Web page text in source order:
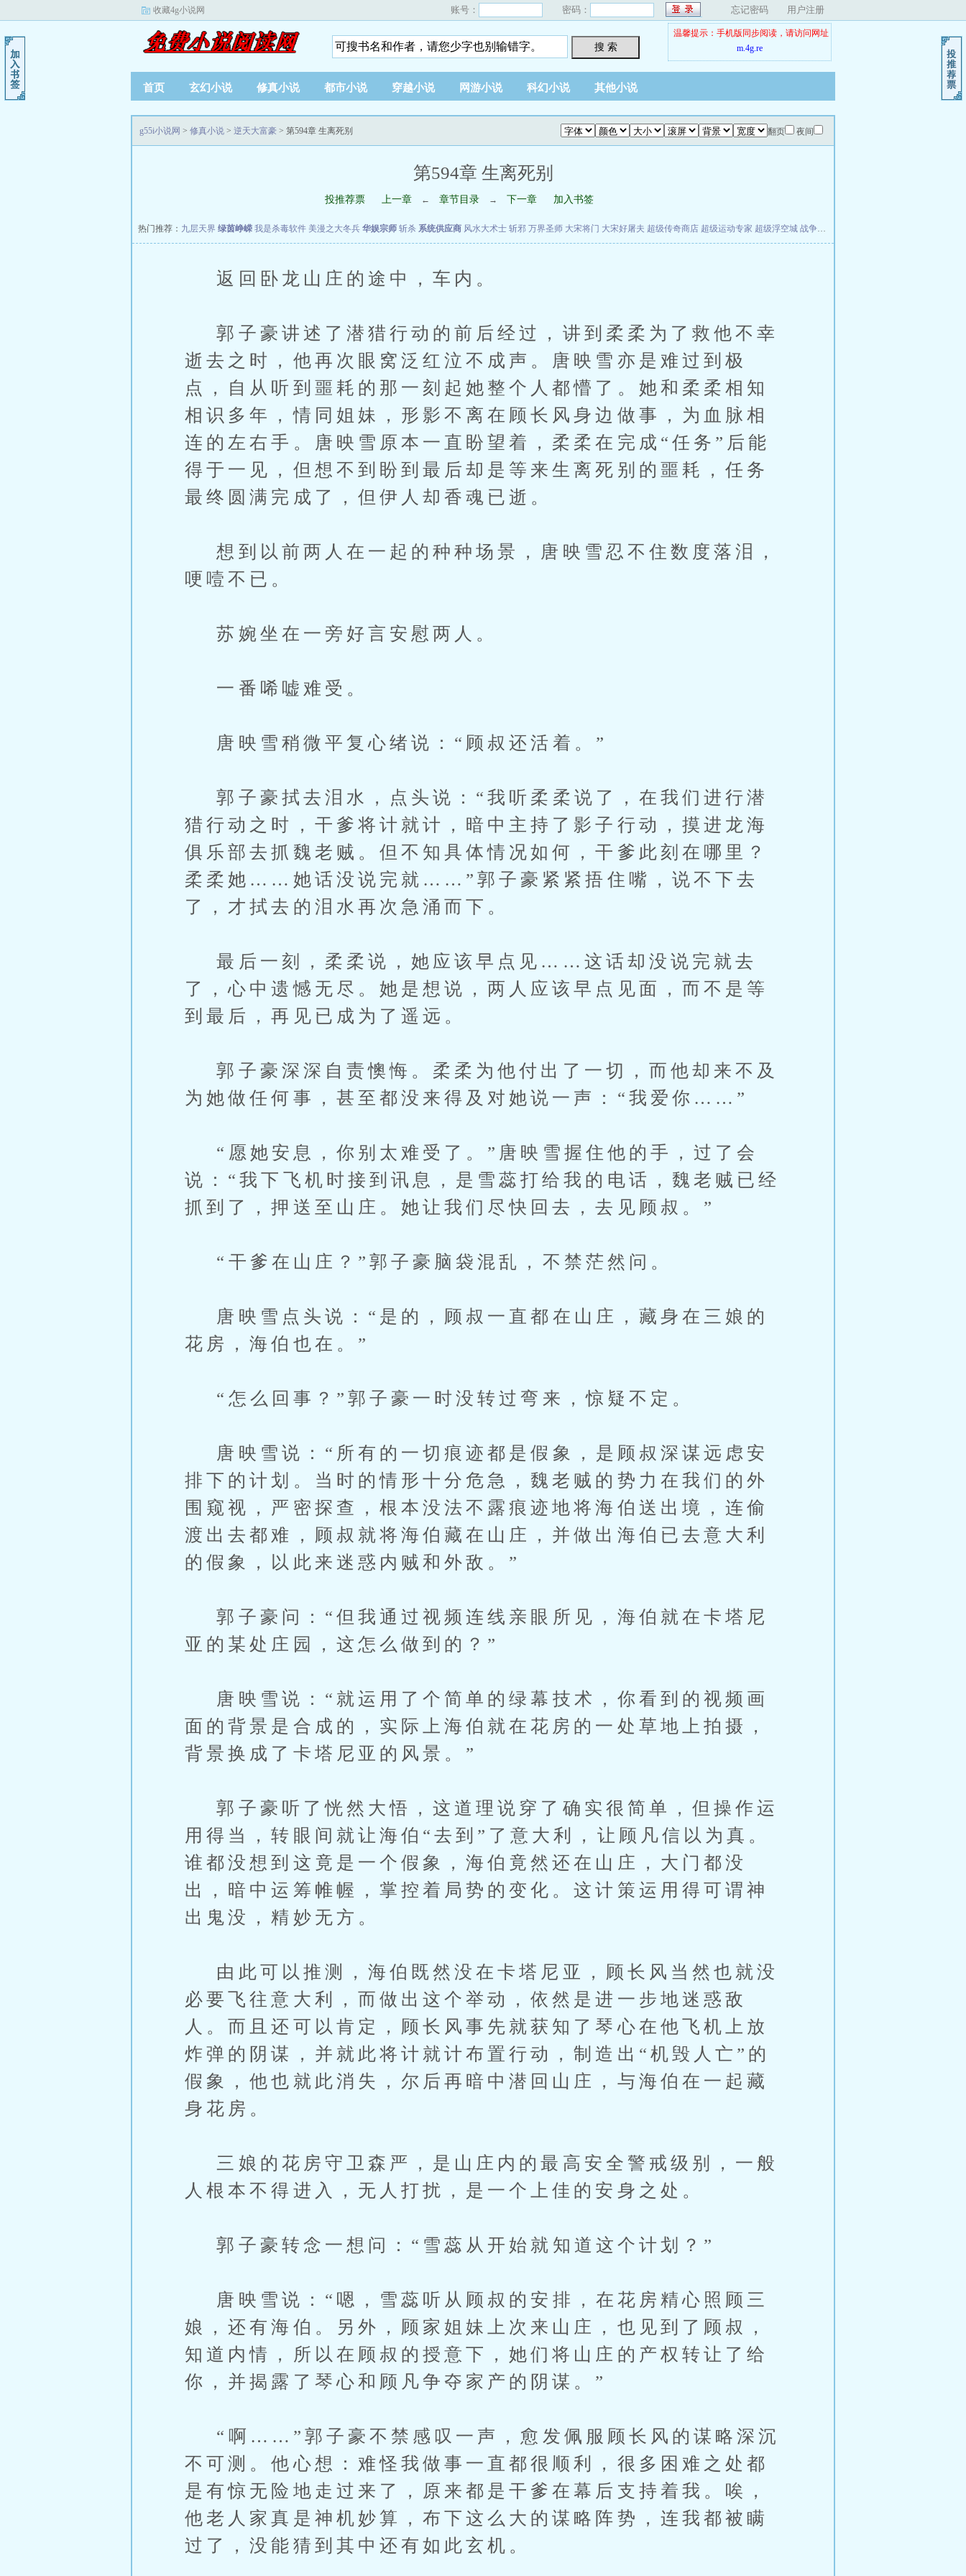
收藏4g小说网 账号： 密码： 忘记密码 用户注册
搜 索
温馨提示：手机版同步阅读，请访问网址
m.4g.re
首页 玄幻小说 修真小说 都市小说 穿越小说 网游小说 科幻小说 其他小说
翻页 夜间
g55i小说网 > 修真小说 > 逆天大富豪 > 第594章 生离死别
第594章 生离死别
投推荐票 上一章 ← 章节目录 → 下一章 加入书签
热门推荐： 九层天界 绿茵峥嵘 我是杀毒软件 美漫之大冬兵 华娱宗师 斩杀 系统供应商 风水大术士 斩邪 万界圣师 大宋将门 大宋好屠夫 超级传奇商店 超级运动专家 超级浮空城 战争天堂
返回卧龙山庄的途中，车内。
郭子豪讲述了潜猎行动的前后经过，讲到柔柔为了救他不幸
逝去之时，他再次眼窝泛红泣不成声。唐映雪亦是难过到极
点，自从听到噩耗的那一刻起她整个人都懵了。她和柔柔相知
相识多年，情同姐妹，形影不离在顾长风身边做事，为血脉相
连的左右手。唐映雪原本一直盼望着，柔柔在完成“任务”后能
得于一见，但想不到盼到最后却是等来生离死别的噩耗，任务
最终圆满完成了，但伊人却香魂已逝。
想到以前两人在一起的种种场景，唐映雪忍不住数度落泪，
哽噎不已。
苏婉坐在一旁好言安慰两人。
一番唏嘘难受。
唐映雪稍微平复心绪说：“顾叔还活着。”
郭子豪拭去泪水，点头说：“我听柔柔说了，在我们进行潜
猎行动之时，干爹将计就计，暗中主持了影子行动，摸进龙海
俱乐部去抓魏老贼。但不知具体情况如何，干爹此刻在哪里？
柔柔她……她话没说完就……”郭子豪紧紧捂住嘴，说不下去
了，才拭去的泪水再次急涌而下。
最后一刻，柔柔说，她应该早点见……这话却没说完就去
了，心中遗憾无尽。她是想说，两人应该早点见面，而不是等
到最后，再见已成为了遥远。
郭子豪深深自责懊悔。柔柔为他付出了一切，而他却来不及
为她做任何事，甚至都没来得及对她说一声：“我爱你……”
“愿她安息，你别太难受了。”唐映雪握住他的手，过了会
说：“我下飞机时接到讯息，是雪蕊打给我的电话，魏老贼已经
抓到了，押送至山庄。她让我们尽快回去，去见顾叔。”
“干爹在山庄？”郭子豪脑袋混乱，不禁茫然问。
唐映雪点头说：“是的，顾叔一直都在山庄，藏身在三娘的
花房，海伯也在。”
“怎么回事？”郭子豪一时没转过弯来，惊疑不定。
唐映雪说：“所有的一切痕迹都是假象，是顾叔深谋远虑安
排下的计划。当时的情形十分危急，魏老贼的势力在我们的外
围窥视，严密探查，根本没法不露痕迹地将海伯送出境，连偷
渡出去都难，顾叔就将海伯藏在山庄，并做出海伯已去意大利
的假象，以此来迷惑内贼和外敌。”
郭子豪问：“但我通过视频连线亲眼所见，海伯就在卡塔尼
亚的某处庄园，这怎么做到的？”
唐映雪说：“就运用了个简单的绿幕技术，你看到的视频画
面的背景是合成的，实际上海伯就在花房的一处草地上拍摄，
背景换成了卡塔尼亚的风景。”
郭子豪听了恍然大悟，这道理说穿了确实很简单，但操作运
用得当，转眼间就让海伯“去到”了意大利，让顾凡信以为真。
谁都没想到这竟是一个假象，海伯竟然还在山庄，大门都没
出，暗中运筹帷幄，掌控着局势的变化。这计策运用得可谓神
出鬼没，精妙无方。
由此可以推测，海伯既然没在卡塔尼亚，顾长风当然也就没
必要飞往意大利，而做出这个举动，依然是进一步地迷惑敌
人。而且还可以肯定，顾长风事先就获知了琴心在他飞机上放
炸弹的阴谋，并就此将计就计布置行动，制造出“机毁人亡”的
假象，他也就此消失，尔后再暗中潜回山庄，与海伯在一起藏
身花房。
三娘的花房守卫森严，是山庄内的最高安全警戒级别，一般
人根本不得进入，无人打扰，是一个上佳的安身之处。
郭子豪转念一想问：“雪蕊从开始就知道这个计划？”
唐映雪说：“嗯，雪蕊听从顾叔的安排，在花房精心照顾三
娘，还有海伯。另外，顾家姐妹上次来山庄，也见到了顾叔，
知道内情，所以在顾叔的授意下，她们将山庄的产权转让了给
你，并揭露了琴心和顾凡争夺家产的阴谋。”
“啊……”郭子豪不禁感叹一声，愈发佩服顾长风的谋略深沉
不可测。他心想：难怪我做事一直都很顺利，很多困难之处都
是有惊无险地走过来了，原来都是干爹在幕后支持着我。唉，
他老人家真是神机妙算，布下这么大的谋略阵势，连我都被瞒
过了，没能猜到其中还有如此玄机。